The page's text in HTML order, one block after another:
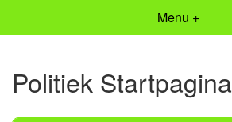
Menu +
Politiek Startpagina